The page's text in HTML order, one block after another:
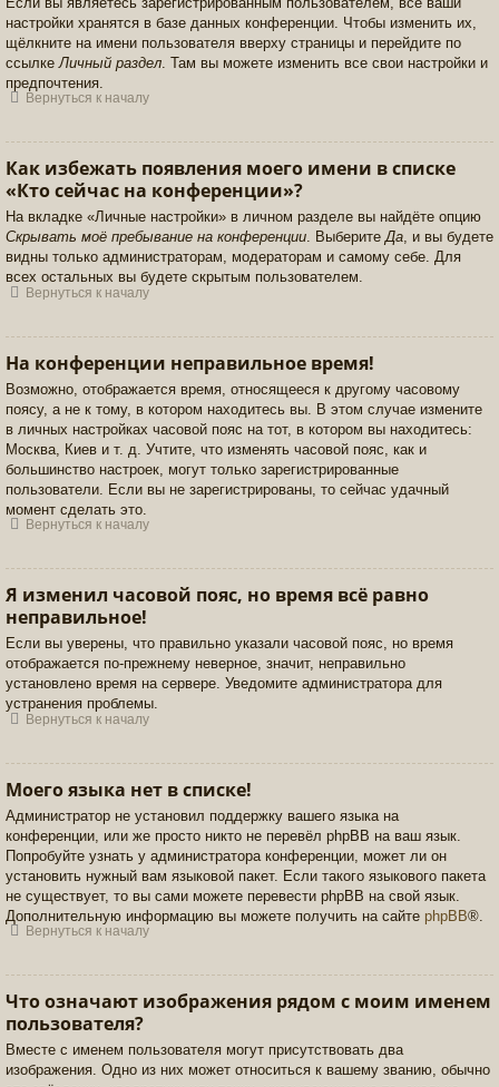
настройки хранятся в базе данных конференции. Чтобы изменить их,
щёлкните на имени пользователя вверху страницы и перейдите по
ссылке Личный раздел . Там вы можете изменить все свои настройки и
предпочтения.
Вернуться к началу
Как избежать появления моего имени в списке
«Кто сейчас на конференции»?
На вкладке «Личные настройки» в личном разделе вы найдёте опцию
Скрывать моё пребывание на конференции. ВыберитеДа, и вы будете
видны только администраторам, модераторам и самому себе. Для
всех остальных вы будете скрытым пользователем.
Вернуться к началу
На конференции неправильное время!
Возможно, отображается время, относящееся к другому часовому
поясу, а не к тому, в котором находитесь вы. В этом случае измените
в личных настройках часовой пояс на тот, в котором вы находитесь:
Москва, Киев и т. д. Учтите, что изменять часовой пояс, как и
большинство настроек, могут только зарегистрированные
пользователи. Если вы не зарегистрированы, то сейчас удачный
момент сделать это.
Вернуться к началу
Я изменил часовой пояс, но время всё равно
неправильное!
Если вы уверены, что правильно указали часовой пояс, но время
отображается по-прежнему неверное, значит, неправильно
установлено время на сервере. Уведомите администратора для
устранения проблемы.
Вернуться к началу
Моего языка нет в списке!
Администратор не установил поддержку вашего языка на
конференции, или же просто никто не перевёл phpBB на ваш язык.
Попробуйте узнать у администратора конференции, может ли он
установить нужный вам языковой пакет. Если такого языкового пакета
не существует, то вы сами можете перевести phpBB на свой язык.
Дополнительную информацию вы можете получить на сайте phpBB®.
Вернуться к началу
Что означают изображения рядом с моим именем
пользователя?
Вместе с именем пользователя могут присутствовать два
изображения. Одно из них может относиться к вашему званию, обычно